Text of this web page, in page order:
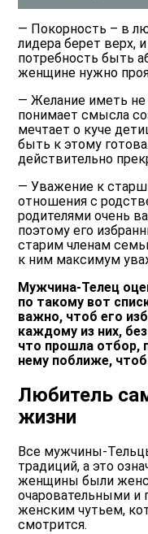
— Покорность – в
лидера берет верх,
потребность быть
женщине нужно
— Желание иметь не
понимает смысла
мечтает о куче
быть к этому
действительно
— Уважение к
отношения с
родителями очень
поэтому его
старим членам
к ним максимум
Мужчина-Телец
по такому вот
важно, чтоб его
каждому из них,
что прошла отбор,
нему поближе,
Любитель
жизни
Все мужчины-
традиций, а это
женщины были
очаровательными
женским чутьем,
смотрится.